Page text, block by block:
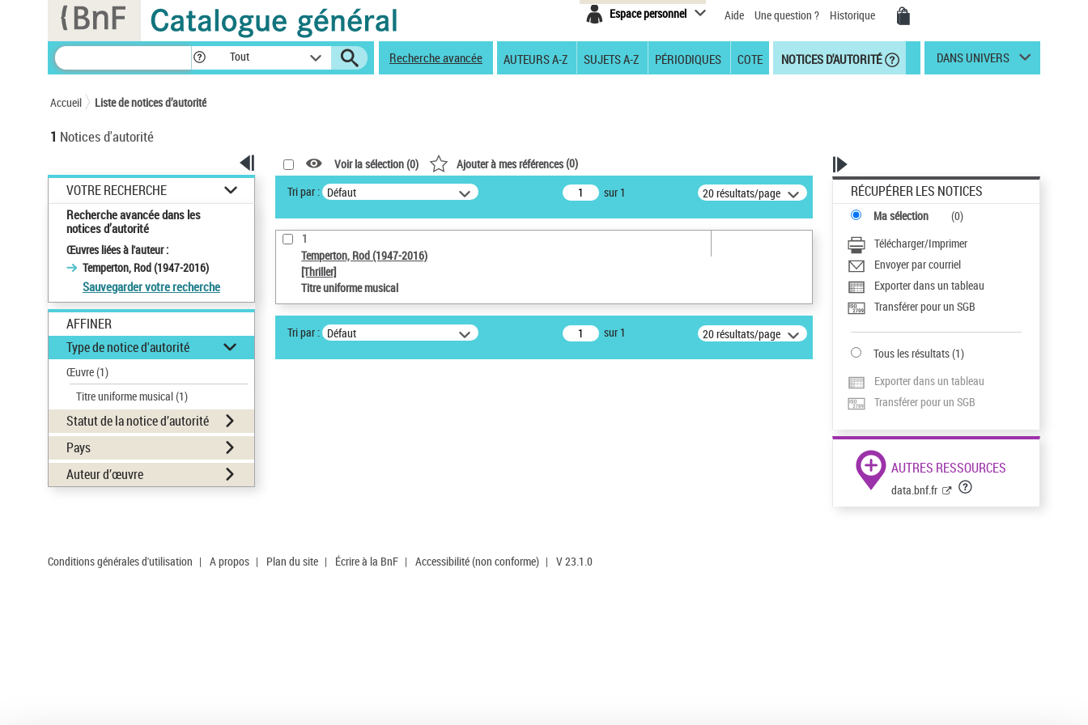
Espace personnel Aide Une question ? Historique
Tout Recherche avancée AUTEURS A-Z SUJETS A-Z PÉRIODIQUES COTE NOTICES D'AUTORITÉ DANS UNIVERS
Accueil Liste de notices d’autorité
1 Notices d'autorité
VOTRE RECHERCHE
Recherche avancée dans les
notices d’autorité
Œuvres liées à l'auteur :
Temperton, Rod (1947-2016)
Sauvegarder votre recherche
AFFINER
Type de notice d'autorité
Œuvre(1)
Titre uniforme musical(1)
Statut de la notice d’autorité
Pays
Auteur d’œuvre
Voir la sélection (0) Ajouter à mes références(0)
Tri par : Défaut sur 1 20 résultats/page
1
Temperton, Rod (1947-2016)
[Thriller]
Titre uniforme musical
Tri par : Défaut sur 1 20 résultats/page
RÉCUPÉRER LES NOTICES
Ma sélection (0)
Télécharger/Imprimer
Envoyer par courriel
Exporter dans un tableau
Transférer pour un SGB
Tous les résultats(1)
Exporter dans un tableau
Transférer pour un SGB
AUTRES RESSOURCES
data.bnf.fr
Conditions générales d'utilisation | A propos | Plan du site | Écrire à la BnF | Accessibilité (non conforme) | V 23.1.0
Panneau de gestion des cookies